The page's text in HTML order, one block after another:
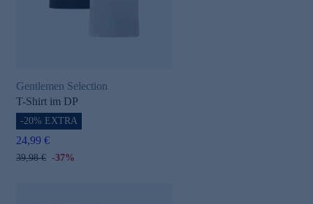
Gentlemen Selection
T-Shirt im DP
-20% EXTRA
24,99 €
39,98 € -37%